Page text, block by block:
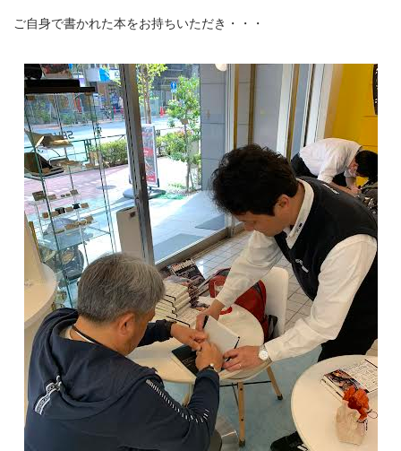
ご自身で書かれた本をお持ちいただき・・・